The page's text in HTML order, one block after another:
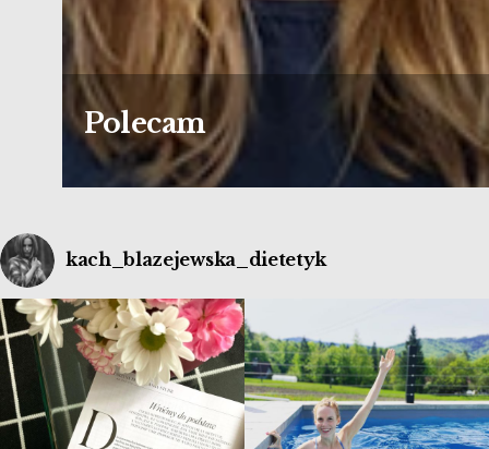
Polecam
kach_blazejewska_dietetyk